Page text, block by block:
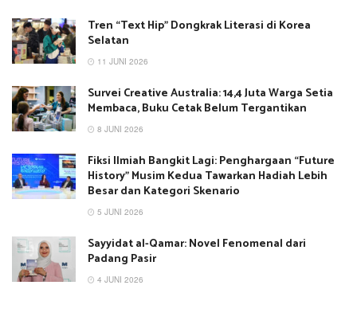
Tren “Text Hip” Dongkrak Literasi di Korea
Selatan
11 JUNI 2026
Survei Creative Australia: 14,4 Juta Warga Setia
Membaca, Buku Cetak Belum Tergantikan
8 JUNI 2026
Fiksi Ilmiah Bangkit Lagi: Penghargaan “Future
History” Musim Kedua Tawarkan Hadiah Lebih
Besar dan Kategori Skenario
5 JUNI 2026
Sayyidat al-Qamar: Novel Fenomenal dari
Padang Pasir
4 JUNI 2026